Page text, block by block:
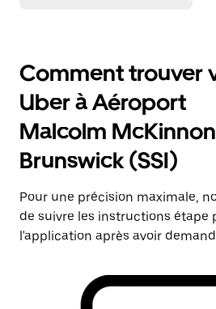
Comment trouver
Uber à Aéroport
Malcolm
Brunswick (SSI)
Pour une précision maximale,
de suivre les instructions étape
l'application après avoir